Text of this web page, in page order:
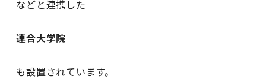
などと連携した
連合大学院
も設置されています。